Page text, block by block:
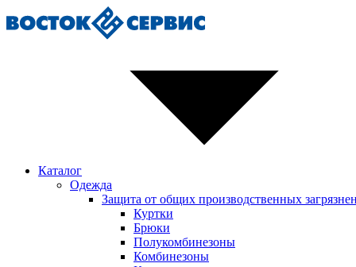
Каталог
Одежда
Защита от общих производственных
Куртки
Брюки
Полукомбинезоны
Комбинезоны